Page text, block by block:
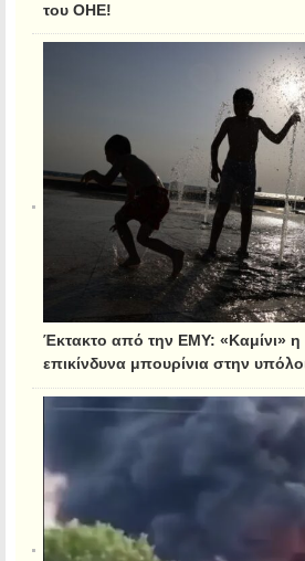
του ΟΗΕ!
Έκτακτο από την ΕΜΥ: «Καμίνι» η
επικίνδυνα μπουρίνια στην